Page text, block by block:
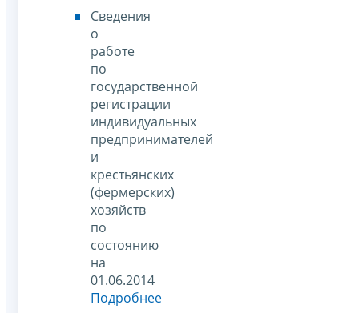
Сведения
о
работе
по
государственной
регистрации
индивидуальных
предпринимателей
и
крестьянских
(фермерских)
хозяйств
по
состоянию
на
01.06.2014
Подробнее